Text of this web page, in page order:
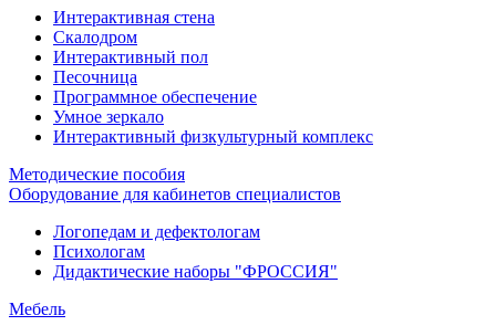
Интерактивная стена
Скалодром
Интерактивный пол
Песочница
Программное обеспечение
Умное зеркало
Интерактивный физкультурный комплекс
Методические пособия
Оборудование для кабинетов специалистов
Логопедам и дефектологам
Психологам
Дидактические наборы "ФРОССИЯ"
Мебель